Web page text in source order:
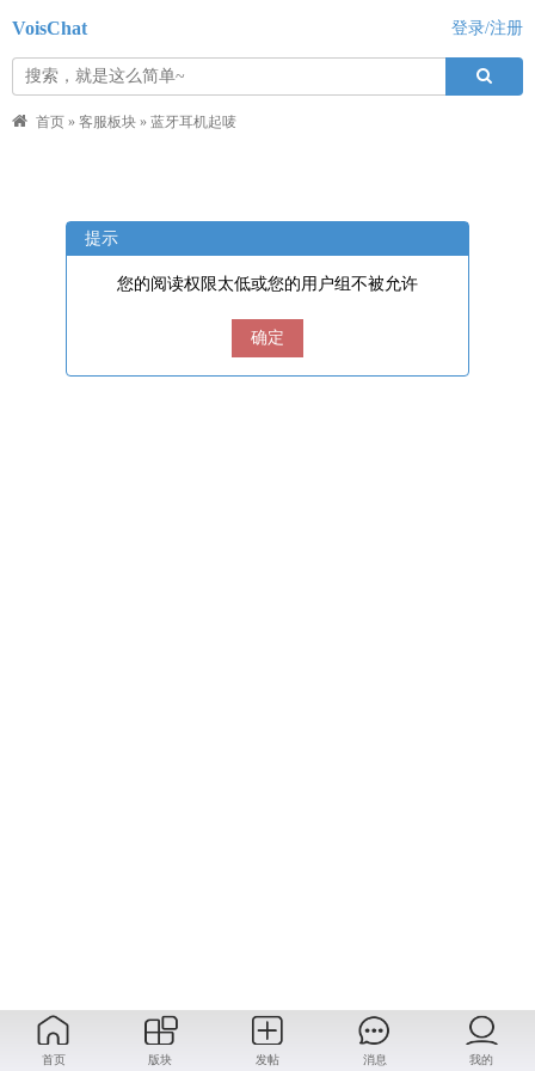
首页 版块 发帖 消息 我的
VoisChat 登录/注册
首页 » 客服板块 » 蓝牙耳机起唛
提示
您的阅读权限太低或您的用户组不被允许
确定